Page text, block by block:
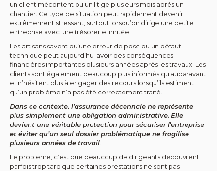
un client mécontent ou un litige plusieurs mois après un
chantier. Ce type de situation peut rapidement devenir
extrêmement stressant, surtout lorsqu’on dirige une petite
entreprise avec une trésorerie limitée.
Les artisans savent qu’une erreur de pose ou un défaut
technique peut aujourd’hui avoir des conséquences
financières importantes plusieurs années après les travaux. Les
clients sont également beaucoup plus informés qu’auparavant
et n’hésitent plus à engager des recours lorsqu’ils estiment
qu’un problème n’a pas été correctement traité.
Dans ce contexte, l’assurance décennale ne représente
plus simplement une obligation administrative. Elle
devient une véritable protection pour sécuriser l’entreprise
et éviter qu’un seul dossier problématique ne fragilise
plusieurs années de travail
Le problème, c’est que beaucoup de dirigeants découvrent
parfois trop tard que certaines prestations ne sont pas